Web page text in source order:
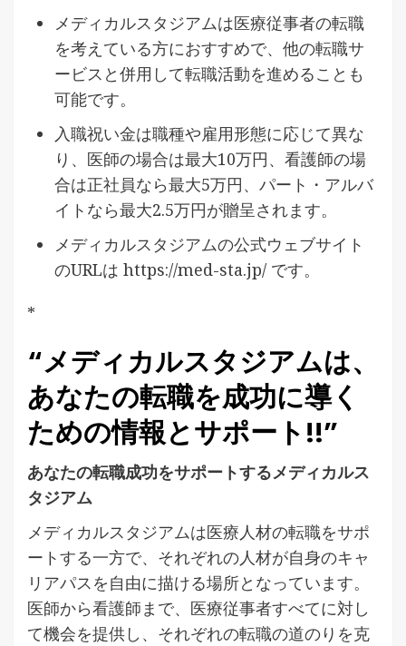
メディカルスタジアムは医療従事者の転職
を考えている方におすすめで、他の転職サ
ービスと併用して転職活動を進めることも
可能です。
入職祝い金は職種や雇用形態に応じて異な
り、医師の場合は最大10万円、看護師の場
合は正社員なら最大5万円、パート・アルバ
イトなら最大2.5万円が贈呈されます。
メディカルスタジアムの公式ウェブサイト
のURLは https://med-sta.jp/ です。
*
“メディカルスタジアムは、
あなたの転職を成功に導く
ための情報とサポート!!”
あなたの転職成功をサポートするメディカルス
タジアム
メディカルスタジアムは医療人材の転職をサポ
ートする一方で、それぞれの人材が自身のキャ
リアパスを自由に描ける場所となっています。
医師から看護師まで、医療従事者すべてに対し
て機会を提供し、それぞれの転職の道のりを克